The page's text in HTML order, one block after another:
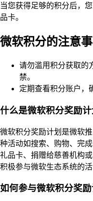
当您获得足够的积分后，
品卡。
微软积分的注意事
请勿滥用积分获取的
禁。
定期查看积分账户，
什么是微软积分奖励计
微软积分奖励计划是微软
种活动如搜索、购物、完
礼品卡、捐赠给慈善机构
积极参与微软生态系统的活
如何参与微软积分奖励